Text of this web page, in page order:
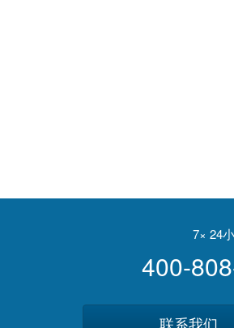
7× 24
400-
联系我们